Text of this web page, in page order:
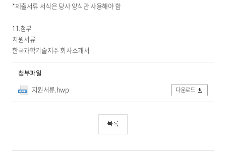
*제출서류 서식은 당사 양식만 사용해야 함
11.첨부
지원서류
한국과학기술지주 회사소개서
첨부파일
지원서류.hwp 다운로드
목록